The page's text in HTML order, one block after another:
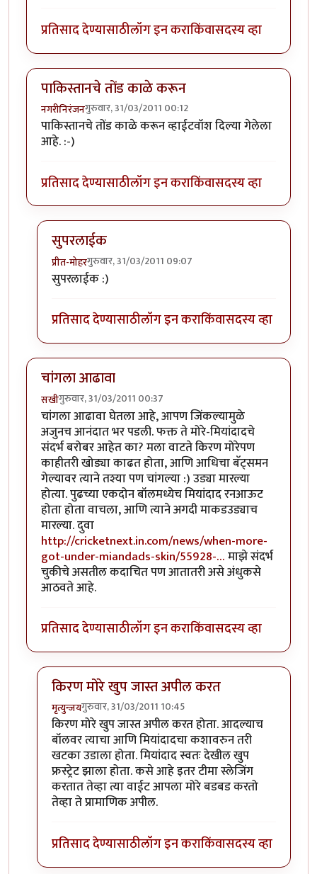
प्रतिसाद देण्यासाठीलॉग इन कराकिंवासदस्य व्हा
पाकिस्तानचे तोंड काळे करून
नगरीनिरंजनगुरुवार, 31/03/2011 00:12
पाकिस्तानचे तोंड काळे करून व्हाईटवॉश दिल्या गेलेला
आहे. :-)
प्रतिसाद देण्यासाठीलॉग इन कराकिंवासदस्य व्हा
सुपरलाईक
प्रीत-मोहरगुरुवार, 31/03/2011 09:07
In reply toपाकिस्तानचे तोंड काळे करून
सुपरलाईक :)
प्रतिसाद देण्यासाठीलॉग इन कराकिंवासदस्य व्हा
चांगला आढावा
सखीगुरुवार, 31/03/2011 00:37
चांगला आढावा घेतला आहे, आपण जिंकल्यामुळे
अजुनच आनंदात भर पडली. फक्त ते मोरे-मियांदादचे
संदर्भ बरोबर आहेत का? मला वाटते किरण मोरेपण
काहीतरी खोड्या काढत होता, आणि आधिचा बॅट्समन
गेल्यावर त्याने तश्या पण चांगल्या :) उड्या मारल्या
होत्या. पुढच्या एकदोन बॉलमध्येच मियांदाद रनआऊट
होता होता वाचला, आणि त्याने अगदी माकडउड्याच
मारल्या. दुवा
http://cricketnext.in.com/news/when-more-
got-under-miandads-skin/55928-…माझे संदर्भ
चुकीचे असतील कदाचित पण आतातरी असे अंधुकसे
आठवते आहे.
प्रतिसाद देण्यासाठीलॉग इन कराकिंवासदस्य व्हा
किरण मोरे खुप जास्त अपील करत
मृत्युन्जयगुरुवार, 31/03/2011 10:45
In reply toचांगला आढावाbyसखी
किरण मोरे खुप जास्त अपील करत होता. आदल्याच
बॉलवर त्याचा आणि मियांदादचा कशावरुन तरी
खटका उडाला होता. मियांदाद स्वतः देखील खुप
फ्रस्ट्रेट झाला होता. कसे आहे इतर टीमा स्लेजिंग
करतात तेव्हा त्या वाईट आपला मोरे बडबड करतो
तेव्हा ते प्रामाणिक अपील.
प्रतिसाद देण्यासाठीलॉग इन कराकिंवासदस्य व्हा